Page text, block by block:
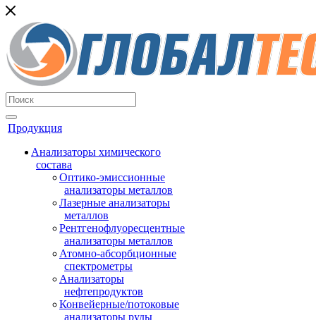
Продукция
Анализаторы химического
состава
Оптико-эмиссионные
анализаторы металлов
Лазерные анализаторы
металлов
Рентгенофлуоресцентные
анализаторы металлов
Атомно-абсорбционные
спектрометры
Анализаторы
нефтепродуктов
Конвейерные/потоковые
анализаторы руды